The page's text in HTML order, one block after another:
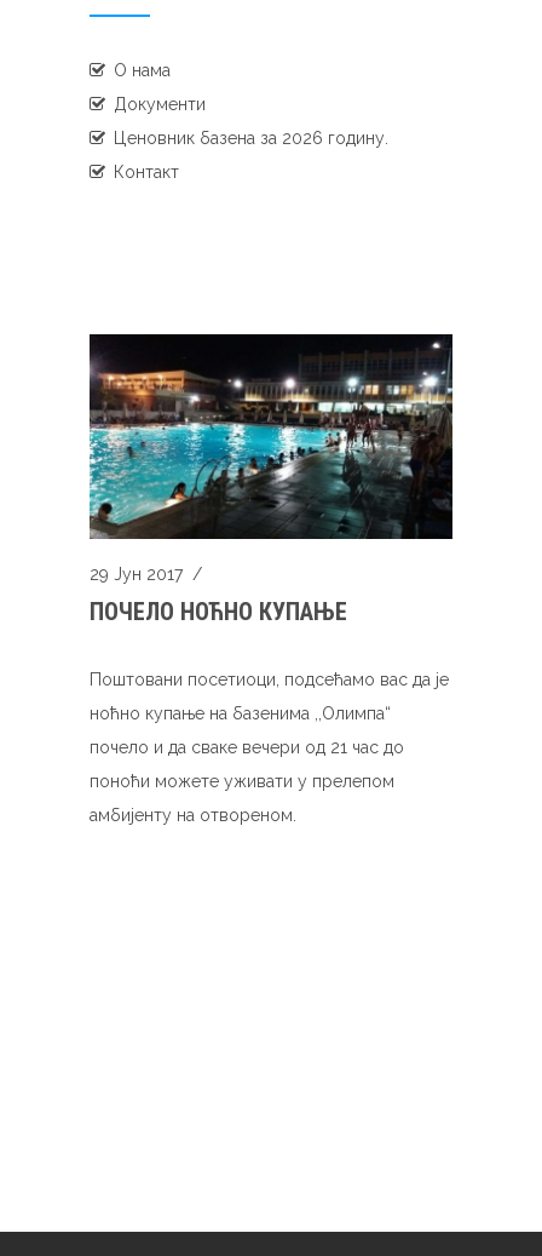
О нама
Документи
Ценовник базена за 2026 годину.
Контакт
29 Јун 2017 /
ПОЧЕЛО НОЋНО КУПАЊЕ
Поштовани посетиоци, подсећамо вас да је
ноћно купање на базенима ,,Олимпа“
почело и да сваке вечери од 21 час до
поноћи можете уживати у прелепом
амбијенту на отвореном.